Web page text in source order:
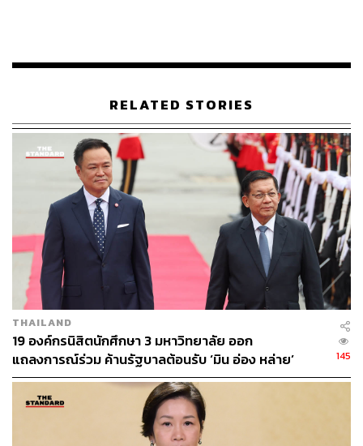
RELATED STORIES
THAILAND
19 องค์กรนิสิตนักศึกษา 3 มหาวิทยาลัย ออก
แถลงการณ์ร่วม ค้านรัฐบาลต้อนรับ ‘มิน อ่อง หล่าย’
145